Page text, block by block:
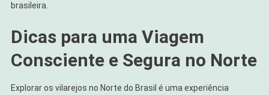
brasileira.
Dicas para uma Viagem
Consciente e Segura no Norte
Explorar os vilarejos no Norte do Brasil é uma experiência